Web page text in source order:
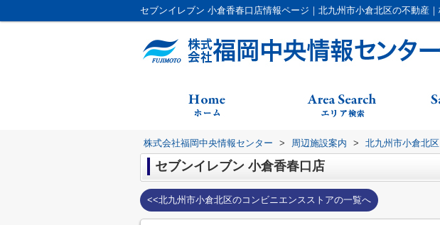
株式会社福岡中央情報センター > 周辺施設案内 > 北九州市小倉北区
セブンイレブン 小倉香春口店
<<北九州市小倉北区のコンビニエンスストアの一覧へ